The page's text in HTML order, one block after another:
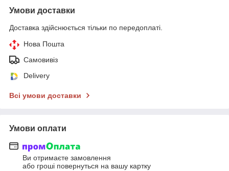
Умови доставки
Доставка здійснюється тільки по передоплаті.
Нова Пошта
Самовивіз
Delivery
Всі умови доставки
Умови оплати
Ви отримаєте замовлення
або гроші повернуться на вашу картку